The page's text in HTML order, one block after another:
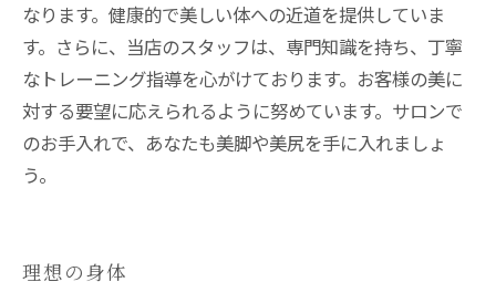
なります。健康的で美しい体への近道を提供していま
す。さらに、当店のスタッフは、専門知識を持ち、丁寧
なトレーニング指導を心がけております。お客様の美に
対する要望に応えられるように努めています。サロンで
のお手入れで、あなたも美脚や美尻を手に入れましょ
う。
理想の身体